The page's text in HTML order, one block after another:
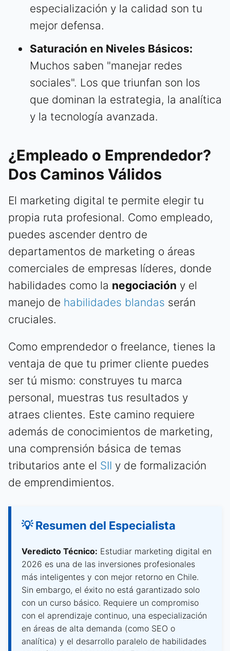
especialización y la calidad son tu
mejor defensa.
Saturación en Niveles Básicos:
Muchos saben "manejar redes
sociales". Los que triunfan son los
que dominan la estrategia, la analítica
y la tecnología avanzada.
¿Empleado o Emprendedor?
Dos Caminos Válidos
El marketing digital te permite elegir tu
propia ruta profesional. Como empleado,
puedes ascender dentro de
departamentos de marketing o áreas
comerciales de empresas líderes, donde
habilidades como la negociación y el
manejo de habilidades blandas serán
cruciales.
Como emprendedor o freelance, tienes la
ventaja de que tu primer cliente puedes
ser tú mismo: construyes tu marca
personal, muestras tus resultados y
atraes clientes. Este camino requiere
además de conocimientos de marketing,
una comprensión básica de temas
tributarios ante el SII y de formalización
de emprendimientos.
💡 Resumen del Especialista
Veredicto Técnico: Estudiar marketing digital en
2026 es una de las inversiones profesionales
más inteligentes y con mejor retorno en Chile.
Sin embargo, el éxito no está garantizado solo
con un curso básico. Requiere un compromiso
con el aprendizaje continuo, una especialización
en áreas de alta demanda (como SEO o
analítica) y el desarrollo paralelo de habilidades